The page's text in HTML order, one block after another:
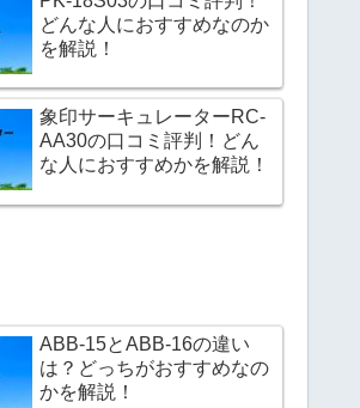
どんな人におすすめなのか
を解説！
象印サーキュレーターRC-
AA30の口コミ評判！どん
な人におすすめかを解説！
ABB-15とABB-16の違い
は？どっちがおすすめなの
かを解説！